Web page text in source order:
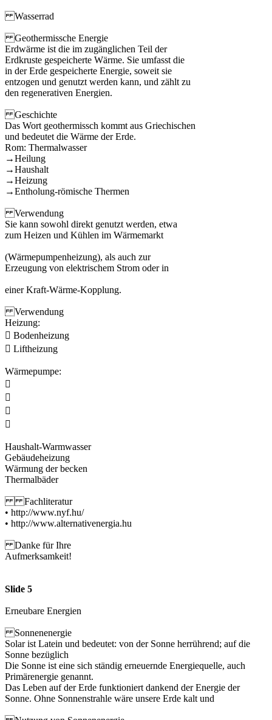
Wasserrad
Geothermissche Energie
Erdwärme ist die im zugänglichen Teil der
Erdkruste gespeicherte Wärme. Sie umfasst die
in der Erde gespeicherte Energie, soweit sie
entzogen und genutzt werden kann, und zählt zu
den regenerativen Energien.
Geschichte
Das Wort geothermissch kommt aus Griechischen
und bedeutet die Wärme der Erde.
Rom: Thermalwasser
→Heilung
→Haushalt
→Heizung
→Entholung-römische Thermen
Verwendung
Sie kann sowohl direkt genutzt werden, etwa
zum Heizen und Kühlen im Wärmemarkt
(Wärmepumpenheizung), als auch zur
Erzeugung von elektrischem Strom oder in
einer Kraft-Wärme-Kopplung.
Verwendung
Heizung:
 Bodenheizung
 Liftheizung
Wärmepumpe:




Haushalt-Warmwasser
Gebäudeheizung
Wärmung der becken
Thermalbäder
Fachliteratur
• http://www.nyf.hu/
• http://www.alternativenergia.hu
Danke für Ihre
Aufmerksamkeit!
Slide 5
Erneubare Energien
Sonnenenergie
Solar ist Latein und bedeutet: von der Sonne herrührend; auf die
Sonne bezüglich
Die Sonne ist eine sich ständig erneuernde Energiequelle, auch
Primärenergie genannt.
Das Leben auf der Erde funktioniert dankend der Energie der
Sonne. Ohne Sonnenstrahle wäre unsere Erde kalt und